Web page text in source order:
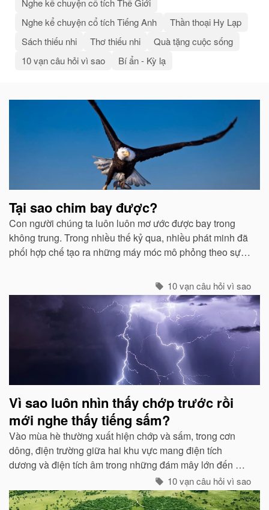
Nghe kể chuyện cổ tích Tiếng Anh
Thần thoại Hy Lạp
Sách thiếu nhi
Thơ thiếu nhi
Quà tặng cuộc sống
10 vạn câu hỏi vì sao
Bí ẩn - Kỳ lạ
Bài
liên
Tại sao chim bay được?
Con người chúng ta luôn luôn mơ ước được bay trong
không trung. Trong nhiều thế kỷ qua, nhiều phát minh đã
phối hợp chế tạo ra những máy móc mô phỏng theo sự
10 vạn câu hỏi vì sao
Vì sao luôn nhìn thấy chớp trước rồi
mới nghe thấy tiếng sấm?
Vào mùa hè thường xuất hiện chớp và sấm, trong cơn
dông, điện trường giữa hai khu vực mang điện tích
dương và điện tích âm trong những đám mây lớn đến một
mức độ nhất định, hai loại điện tích trong quá trình phát
triển sẽ phát ra tia lửa...
10 vạn câu hỏi vì sao